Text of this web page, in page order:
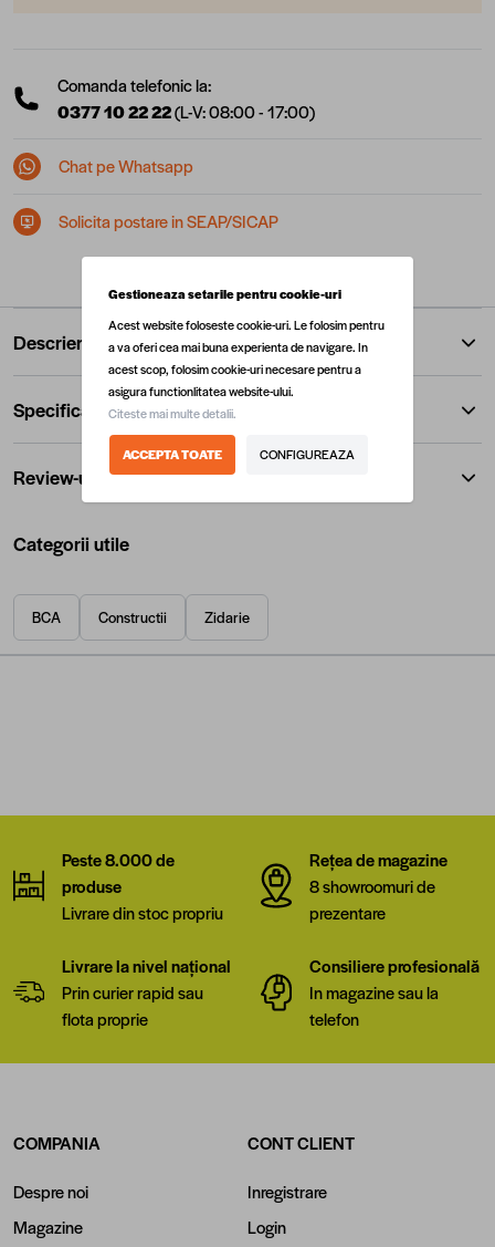
Comanda telefonic la:
0377 10 22 22(L-V: 08:00 - 17:00)
Chat pe Whatsapp
Solicita postare in SEAP/SICAP
Descriere
Specificatii
Review-uri
Categorii utile
BCA Constructii Zidarie
Peste 8.000 de
produse
Livrare din stoc propriu
Rețea de magazine
8 showroomuri de
prezentare
Livrare la nivel național
Prin curier rapid sau
flota proprie
Consiliere profesională
In magazine sau la
telefon
COMPANIA
Despre noi
Magazine
CONT CLIENT
Inregistrare
Login
Gestioneaza setarile pentru cookie-uri
Acest website foloseste cookie-uri. Le folosim pentru
a va oferi cea mai buna experienta de navigare. In
acest scop, folosim cookie-uri necesare pentru a
asigura functionlitatea website-ului.
Citeste mai multe detalii.
ACCEPTA TOATE CONFIGUREAZA